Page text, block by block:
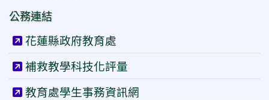
公務連結
花蓮縣政府教育處
補救教學科技化評量
教育處學生事務資訊網